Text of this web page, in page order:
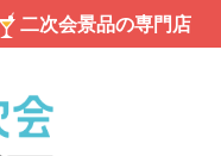
二次会景品の専門店